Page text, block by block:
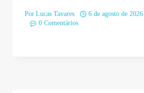
Por Lucas Tavares
6 de agosto de 2026
0 Comentários